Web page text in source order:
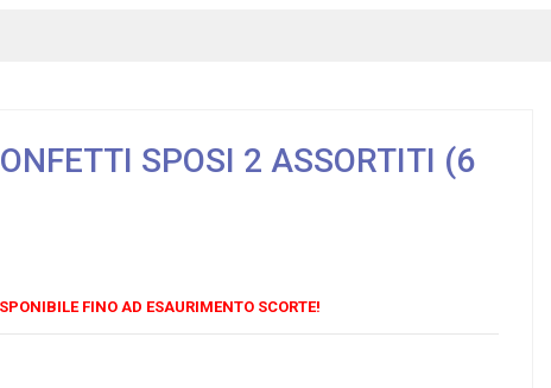
SPOSI 2 ASSORTITI (6
FINO AD ESAURIMENTO SCORTE!